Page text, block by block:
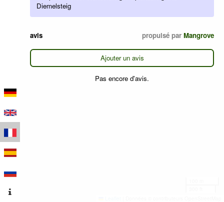
Diemelsteig
avis propulsé par Mangrove
Ajouter un avis
Pas encore d'avis.